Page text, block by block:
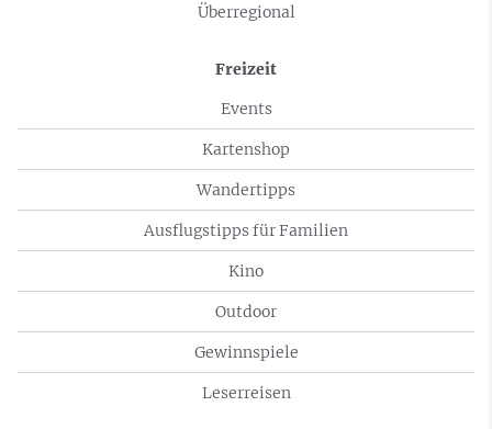
Überregional
Freizeit
Events
Kartenshop
Wandertipps
Ausflugstipps für Familien
Kino
Outdoor
Gewinnspiele
Leserreisen